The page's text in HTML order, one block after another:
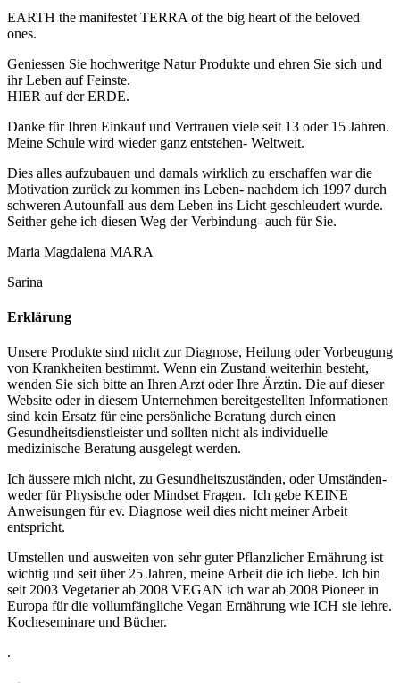
EARTH the manifestet TERRA of the big heart of the beloved
ones.
Geniessen Sie hochweritge Natur Produkte und ehren Sie sich und
ihr Leben auf Feinste.
HIER auf der ERDE.
Danke für Ihren Einkauf und Vertrauen viele seit 13 oder 15 Jahren.
Meine Schule wird wieder ganz entstehen- Weltweit.
Dies alles aufzubauen und damals wirklich zu erschaffen war die
Motivation zurück zu kommen ins Leben- nachdem ich 1997 durch
schweren Autounfall aus dem Leben ins Licht geschleudert wurde.
Seither gehe ich diesen Weg der Verbindung- auch für Sie.
Maria Magdalena MARA
Sarina
Erklärung
Unsere Produkte sind nicht zur Diagnose, Heilung oder Vorbeugung
von Krankheiten bestimmt. Wenn ein Zustand weiterhin besteht,
wenden Sie sich bitte an Ihren Arzt oder Ihre Ärztin. Die auf dieser
Website oder in diesem Unternehmen bereitgestellten Informationen
sind kein Ersatz für eine persönliche Beratung durch einen
Gesundheitsdienstleister und sollten nicht als individuelle
medizinische Beratung ausgelegt werden.
Ich äussere mich nicht, zu Gesundheitszuständen, oder Umständen-
weder für Physische oder Mindset Fragen. Ich gebe KEINE
Anweisungen für ev. Diagnose weil dies nicht meiner Arbeit
entspricht.
Umstellen und ausweiten von sehr guter Pflanzlicher Ernährung ist
wichtig und seit über 25 Jahren, meine Arbeit die ich liebe. Ich bin
seit 2003 Vegetarier ab 2008 VEGAN ich war ab 2008 Pioneer in
Europa für die vollumfängliche Vegan Ernährung wie ICH sie lehre.
Kocheseminare und Bücher.
.